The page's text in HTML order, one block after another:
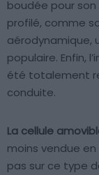
boudée pour
profilé, comme
aérodynamique,
populaire. Enfin,
été totalement
conduite.
La cellule
moins vendue
pas sur ce type